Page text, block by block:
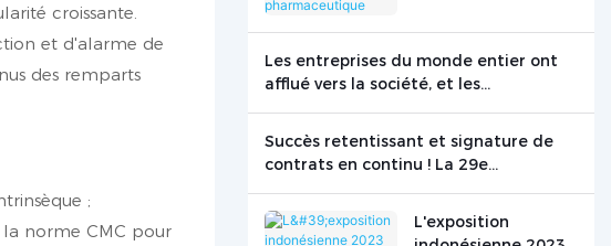
croissante.
et d'alarme de
des remparts
;
norme CMC pour
pharmaceutique
Les entreprises du monde entier ont
afflué vers la société, et les
Zetron Technology ont brillé sur la
scène internationale.
Succès retentissant et signature de
contrats en continu ! La 29e
Zetron Technology s’est conclue avec
succès.
L'exposition